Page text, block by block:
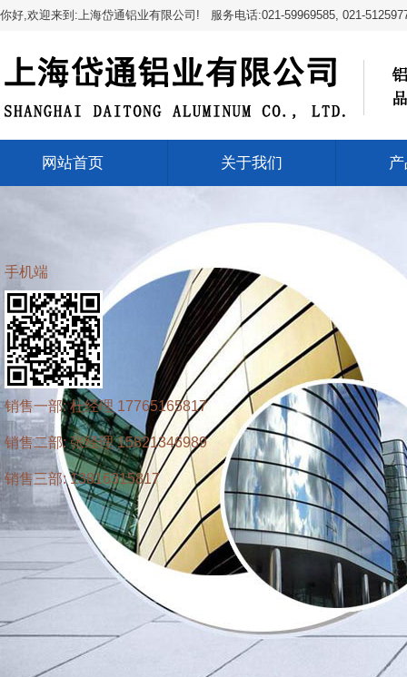
你好,欢迎来到:上海岱通铝业有限公司! 服务电话:021-59969585, 021-
网站首页 关于我们
手机端
销售一部: 杜经理 17765165817
销售二部: 张经理 15821346989
销售三部: 13816315817